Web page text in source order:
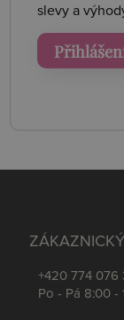
slevy a
+420 774 076
Po - Pá 8:00 -